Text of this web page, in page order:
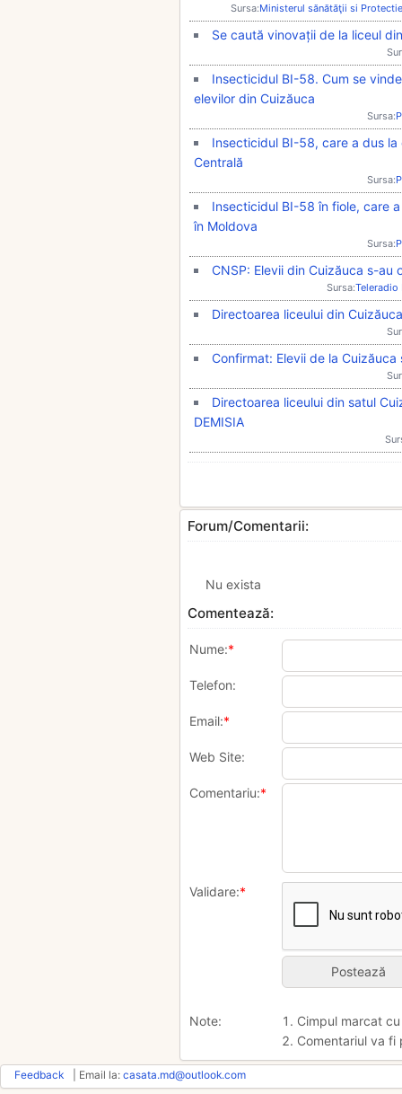
Sursa:Ministerul sănătăţii si
Se caută vinovații de la liceul
Insecticidul BI-58. Cum se
elevilor din Cuizăuca
Sursa:
Insecticidul BI-58, care a dus
Centrală
Sursa:
Insecticidul BI-58 în fiole, care
în Moldova
Sursa:
CNSP: Elevii din Cuizăuca s-
Sursa:
Directoarea liceului din
Confirmat: Elevii de la
Directoarea liceului din satul
DEMISIA
Forum/Comentarii:
Nu exista
Comentează:
Nume:*
Telefon:
Email:*
Web Site:
Comentariu:*
Validare:*
Note:
1. Cimpul marcat
2. Comentariul va
Feedback | Email la: casata.md@outlook.com